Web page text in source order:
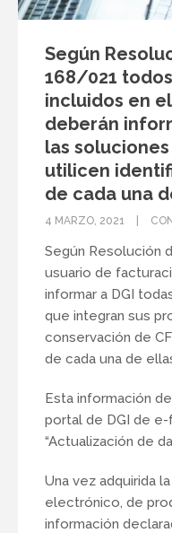
Según
168/021
incluidos en
deberán
las
utilicen
de cada una
4 MARZO, 2021
Según Resolución
usuario de
informar a DGI
que integran sus
conservación de
de cada una de
Esta información
portal de DGI de
“Actualización de
Una vez adquirida
electrónico, de
información